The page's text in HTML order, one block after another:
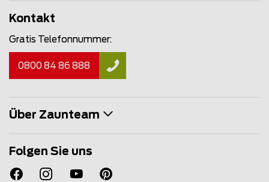
Kontakt
Gratis Telefonnummer:
0800 84 86 888
Über Zaunteam
Folgen Sie uns